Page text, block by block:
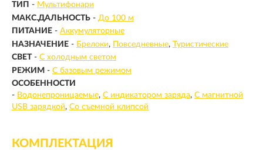
ТИП - Мультифонари
МАКС.ДАЛЬНОСТЬ - До 100 м
ПИТАНИЕ - Аккумуляторные
НАЗНАЧЕНИЕ - Брелоки Повседневные Туристические
СВЕТ - С холодным светом
РЕЖИМ - С базовым режимом
ОСОБЕННОСТИ
- Водонепроницаемые С индикатором заряда С магнитной
USB зарядкой Со съемной клипсой
КОМПЛЕКТАЦИЯ